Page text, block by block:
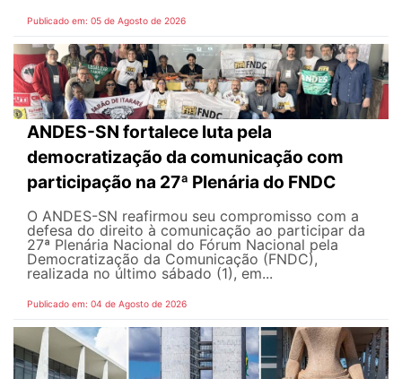
Publicado em: 05 de Agosto de 2026
ANDES-SN fortalece luta pela
democratização da comunicação com
participação na 27ª Plenária do FNDC
O ANDES-SN reafirmou seu compromisso com a
defesa do direito à comunicação ao participar da
27ª Plenária Nacional do Fórum Nacional pela
Democratização da Comunicação (FNDC),
realizada no último sábado (1), em...
Publicado em: 04 de Agosto de 2026